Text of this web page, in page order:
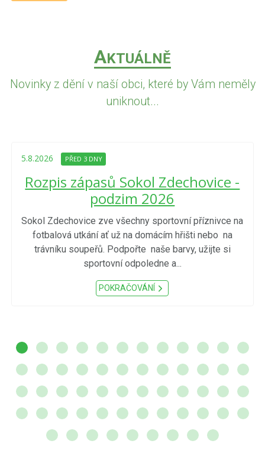
AKTUÁLNĚ
Novinky z dění v naší obci, které by Vám neměly
uniknout...
5.8.2026 PŘED 3 DNY
Rozpis zápasů Sokol Zdechovice -
podzim 2026
Sokol Zdechovice zve všechny sportovní příznivce na
fotbalová utkání ať už na domácím hřišti nebo na
trávníku soupeřů. Podpořte naše barvy, užijte si
sportovní odpoledne a...
POKRAČOVÁNÍ